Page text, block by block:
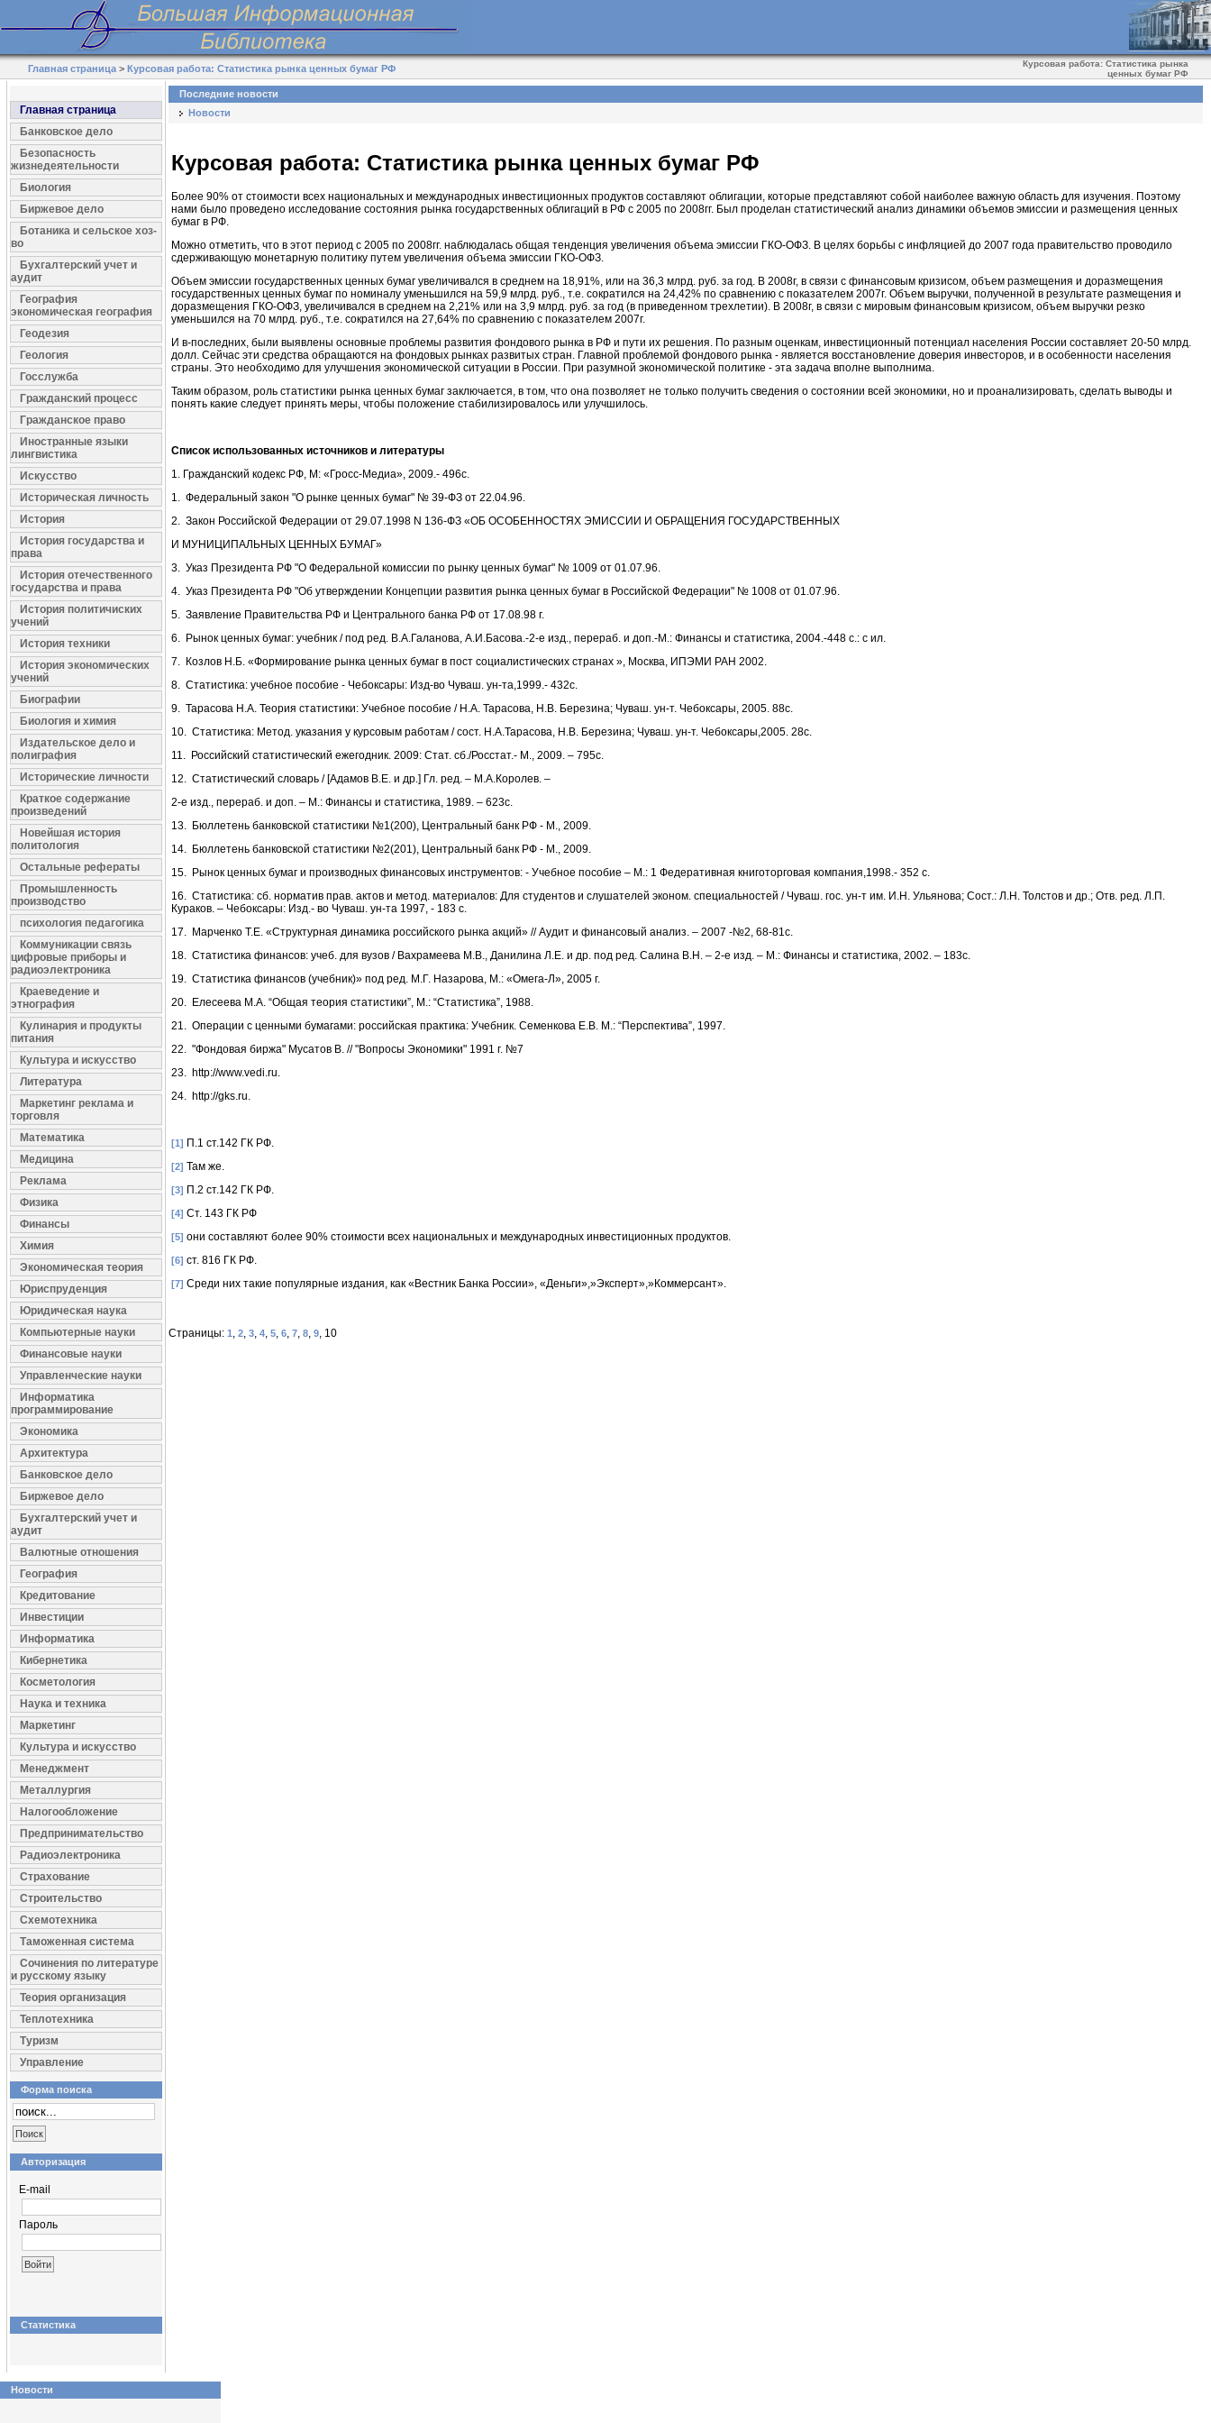
Главная страница >Курсовая работа: Статистика рынка ценных бумаг РФ
Курсовая работа: Статистика рынка
ценных бумаг РФ
Главная страница
Банковское дело
Безопасность
жизнедеятельности
Биология
Биржевое дело
Ботаника и сельское хоз-
во
Бухгалтерский учет и
аудит
География
экономическая география
Геодезия
Геология
Госслужба
Гражданский процесс
Гражданское право
Иностранные языки
лингвистика
Искусство
Историческая личность
История
История государства и
права
История отечественного
государства и права
История политичиских
учений
История техники
История экономических
учений
Биографии
Биология и химия
Издательское дело и
полиграфия
Исторические личности
Краткое содержание
произведений
Новейшая история
политология
Остальные рефераты
Промышленность
производство
психология педагогика
Коммуникации связь
цифровые приборы и
радиоэлектроника
Краеведение и
этнография
Кулинария и продукты
питания
Культура и искусство
Литература
Маркетинг реклама и
торговля
Математика
Медицина
Реклама
Физика
Финансы
Химия
Экономическая теория
Юриспруденция
Юридическая наука
Компьютерные науки
Финансовые науки
Управленческие науки
Информатика
программирование
Экономика
Архитектура
Банковское дело
Биржевое дело
Бухгалтерский учет и
аудит
Валютные отношения
География
Кредитование
Инвестиции
Информатика
Кибернетика
Косметология
Наука и техника
Маркетинг
Культура и искусство
Менеджмент
Металлургия
Налогообложение
Предпринимательство
Радиоэлектроника
Страхование
Строительство
Схемотехника
Таможенная система
Сочинения по литературе
и русскому языку
Теория организация
Теплотехника
Туризм
Управление
Форма поиска
Авторизация
E-mail
Пароль
Статистика
Последние новости
Новости
Курсовая работа: Статистика рынка ценных бумаг РФ
Более 90% от стоимости всех национальных и международных инвестиционных продуктов составляют облигации, которые представляют собой наиболее важную область для изучения. Поэтому
нами было проведено исследование состояния рынка государственных облигаций в РФ с 2005 по 2008гг. Был проделан статистический анализ динамики объемов эмиссии и размещения ценных
бумаг в РФ.
Можно отметить, что в этот период с 2005 по 2008гг. наблюдалась общая тенденция увеличения объема эмиссии ГКО-ОФЗ. В целях борьбы с инфляцией до 2007 года правительство проводило
сдерживающую монетарную политику путем увеличения объема эмиссии ГКО-ОФЗ.
Объем эмиссии государственных ценных бумаг увеличивался в среднем на 18,91%, или на 36,3 млрд. руб. за год. В 2008г, в связи с финансовым кризисом, объем размещения и доразмещения
государственных ценных бумаг по номиналу уменьшился на 59,9 млрд. руб., т.е. сократился на 24,42% по сравнению с показателем 2007г. Объем выручки, полученной в результате размещения и
доразмещения ГКО-ОФЗ, увеличивался в среднем на 2,21% или на 3,9 млрд. руб. за год (в приведенном трехлетии). В 2008г, в связи с мировым финансовым кризисом, объем выручки резко
уменьшился на 70 млрд. руб., т.е. сократился на 27,64% по сравнению с показателем 2007г.
И в-последних, были выявлены основные проблемы развития фондового рынка в РФ и пути их решения. По разным оценкам, инвестиционный потенциал населения России составляет 20-50 млрд.
долл. Сейчас эти средства обращаются на фондовых рынках развитых стран. Главной проблемой фондового рынка - является восстановление доверия инвесторов, и в особенности населения
страны. Это необходимо для улучшения экономической ситуации в России. При разумной экономической политике - эта задача вполне выполнима.
Таким образом, роль статистики рынка ценных бумаг заключается, в том, что она позволяет не только получить сведения о состоянии всей экономики, но и проанализировать, сделать выводы и
понять какие следует принять меры, чтобы положение стабилизировалось или улучшилось.
Список использованных источников и литературы
1. Гражданский кодекс РФ, М: «Гросс-Медиа», 2009.- 496с.
1. Федеральный закон "О рынке ценных бумаг" № 39-ФЗ от 22.04.96.
2. Закон Российской Федерации от 29.07.1998 N 136-ФЗ «ОБ ОСОБЕННОСТЯХ ЭМИССИИ И ОБРАЩЕНИЯ ГОСУДАРСТВЕННЫХ
И МУНИЦИПАЛЬНЫХ ЦЕННЫХ БУМАГ»
3. Указ Президента РФ "О Федеральной комиссии по рынку ценных бумаг" № 1009 от 01.07.96.
4. Указ Президента РФ "Об утверждении Концепции развития рынка ценных бумаг в Российской Федерации" № 1008 от 01.07.96.
5. Заявление Правительства РФ и Центрального банка РФ от 17.08.98 г.
6. Рынок ценных бумаг: учебник / под ред. В.А.Галанова, А.И.Басова.-2-е изд., перераб. и доп.-М.: Финансы и статистика, 2004.-448 с.: с ил.
7. Козлов Н.Б. «Формирование рынка ценных бумаг в пост социалистических странах », Москва, ИПЭМИ РАН 2002.
8. Статистика: учебное пособие - Чебоксары: Изд-во Чуваш. ун-та,1999.- 432с.
9. Тарасова Н.А. Теория статистики: Учебное пособие / Н.А. Тарасова, Н.В. Березина; Чуваш. ун-т. Чебоксары, 2005. 88с.
10. Статистика: Метод. указания у курсовым работам / сост. Н.А.Тарасова, Н.В. Березина; Чуваш. ун-т. Чебоксары,2005. 28с.
11. Российский статистический ежегодник. 2009: Стат. сб./Росстат.- М., 2009. – 795с.
12. Статистический словарь / [Адамов В.Е. и др.] Гл. ред. – М.А.Королев. –
2-е изд., перераб. и доп. – М.: Финансы и статистика, 1989. – 623с.
13. Бюллетень банковской статистики №1(200), Центральный банк РФ - М., 2009.
14. Бюллетень банковской статистики №2(201), Центральный банк РФ - М., 2009.
15. Рынок ценных бумаг и производных финансовых инструментов: - Учебное пособие – М.: 1 Федеративная книготорговая компания,1998.- 352 с.
16. Статистика: сб. норматив прав. актов и метод. материалов: Для студентов и слушателей эконом. специальностей / Чуваш. гос. ун-т им. И.Н. Ульянова; Сост.: Л.Н. Толстов и др.; Отв. ред. Л.П.
Кураков. – Чебоксары: Изд.- во Чуваш. ун-та 1997, - 183 с.
17. Марченко Т.Е. «Структурная динамика российского рынка акций» // Аудит и финансовый анализ. – 2007 -№2, 68-81с.
18. Статистика финансов: учеб. для вузов / Вахрамеева М.В., Данилина Л.Е. и др. под ред. Салина В.Н. – 2-е изд. – М.: Финансы и статистика, 2002. – 183с.
19. Статистика финансов (учебник)» под ред. М.Г. Назарова, М.: «Омега-Л», 2005 г.
20. Елесеева М.А. “Общая теория статистики”, М.: “Статистика”, 1988.
21. Операции с ценными бумагами: российская практика: Учебник. Семенкова Е.В. М.: “Перспектива”, 1997.
22. "Фондовая биржа" Мусатов В. // "Вопросы Экономики" 1991 г. №7
23. http://www.vedi.ru.
24. http://gks.ru.
[1] П.1 ст.142 ГК РФ.
[2] Там же.
[3] П.2 ст.142 ГК РФ.
[4] Ст. 143 ГК РФ
[5] они составляют более 90% стоимости всех национальных и международных инвестиционных продуктов.
[6] ст. 816 ГК РФ.
[7] Среди них такие популярные издания, как «Вестник Банка России», «Деньги»,»Эксперт»,»Коммерсант».
Страницы: 1, 2, 3, 4, 5, 6, 7, 8, 9, 10
Новости